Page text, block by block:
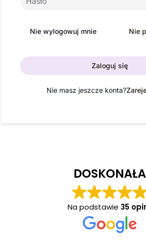
Nie wylogowuj mnie Nie
Zaloguj się
Nie masz jeszcze konta?
DOSKONAŁA
Na podstawie 35